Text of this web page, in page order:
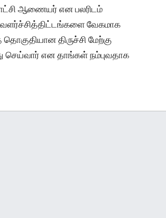
ஆணையர் என பலரிடம்
வளர்ச்சித்திட்டங்களை வேகமாக
திருச்சி மேற்கு
என தாங்கள் நம்புவதாக